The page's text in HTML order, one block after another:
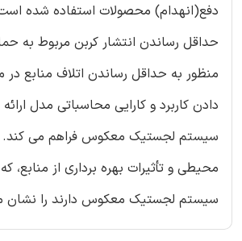
دفع(انهدام) محصولات استفاده شده
حداقل رساندن انتشار کربن مربوط به
منظور به حداقل رساندن اتلاف منابع
دادن کاربرد و کارایی محاسباتی مدل
سیستم لجستیک معکوس فراهم می کند.
محیطی و تأثیرات بهره برداری از
سیستم لجستیک معکوس دارند را نشان می